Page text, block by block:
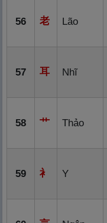
56 老 Lão
57 耳 Nhĩ
58 艹
Nghĩa: Một dạng của bộ “thảo”
Thảo
59 衤 Y